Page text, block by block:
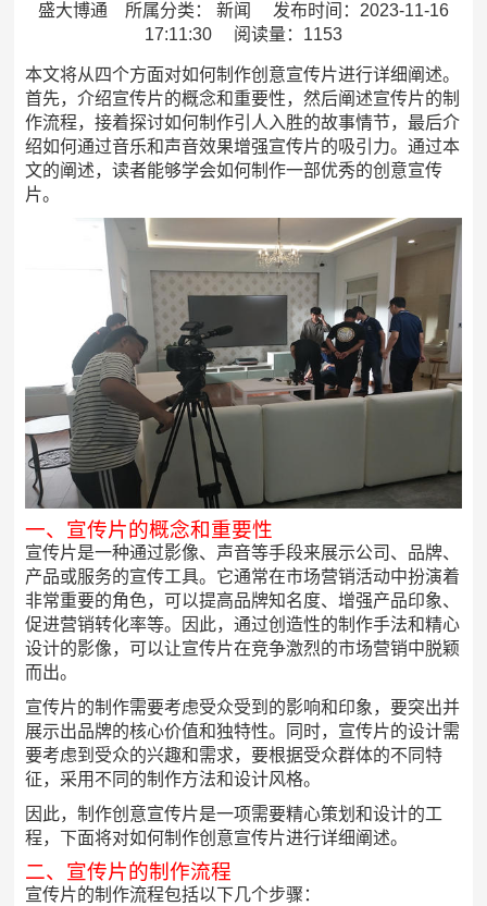
盛大博通 所属分类： 新闻 发布时间：2023-11-16
17:11:30 阅读量：1153
本文将从四个方面对如何制作创意宣传片进行详细阐述。
首先，介绍宣传片的概念和重要性，然后阐述宣传片的制
作流程，接着探讨如何制作引人入胜的故事情节，最后介
绍如何通过音乐和声音效果增强宣传片的吸引力。通过本
文的阐述，读者能够学会如何制作一部优秀的创意宣传
片。
一、宣传片的概念和重要性
宣传片是一种通过影像、声音等手段来展示公司、品牌、
产品或服务的宣传工具。它通常在市场营销活动中扮演着
非常重要的角色，可以提高品牌知名度、增强产品印象、
促进营销转化率等。因此，通过创造性的制作手法和精心
设计的影像，可以让宣传片在竞争激烈的市场营销中脱颖
而出。
宣传片的制作需要考虑受众受到的影响和印象，要突出并
展示出品牌的核心价值和独特性。同时，宣传片的设计需
要考虑到受众的兴趣和需求，要根据受众群体的不同特
征，采用不同的制作方法和设计风格。
因此，制作创意宣传片是一项需要精心策划和设计的工
程，下面将对如何制作创意宣传片进行详细阐述。
二、宣传片的制作流程
宣传片的制作流程包括以下几个步骤：